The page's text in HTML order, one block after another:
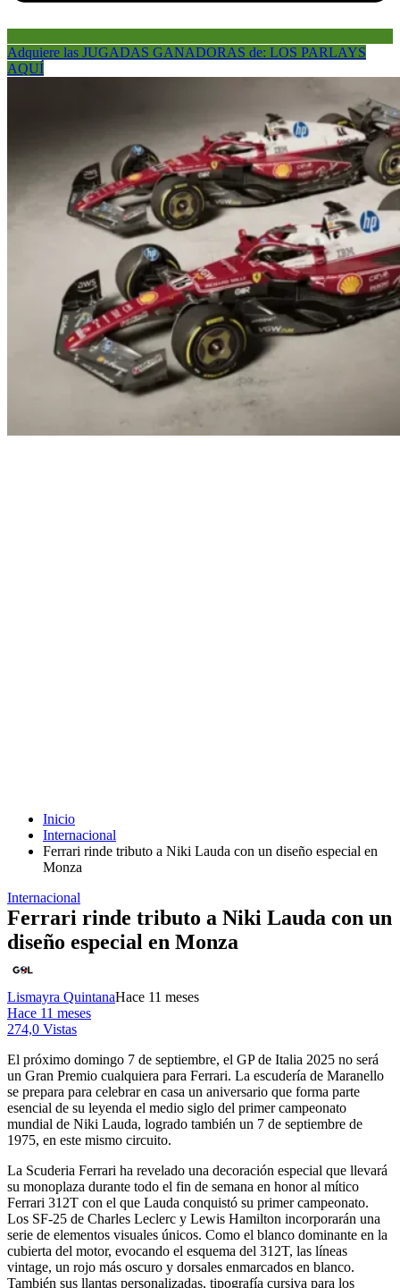
Adquiere las JUGADAS GANADORAS de: LOS PARLAYS
AQUÍ
Inicio
Internacional
Ferrari rinde tributo a Niki Lauda con un diseño especial en
Monza
Internacional
Ferrari rinde tributo a Niki Lauda con un
diseño especial en Monza
Lismayra QuintanaHace 11 meses
Hace 11 meses
274,0 Vistas
El próximo domingo 7 de septiembre, el GP de Italia 2025 no será
un Gran Premio cualquiera para Ferrari. La escudería de Maranello
se prepara para celebrar en casa un aniversario que forma parte
esencial de su leyenda el medio siglo del primer campeonato
mundial de Niki Lauda, logrado también un 7 de septiembre de
1975, en este mismo circuito.
La Scuderia Ferrari ha revelado una decoración especial que llevará
su monoplaza durante todo el fin de semana en honor al mítico
Ferrari 312T con el que Lauda conquistó su primer campeonato.
Los SF-25 de Charles Leclerc y Lewis Hamilton incorporarán una
serie de elementos visuales únicos. Como el blanco dominante en la
cubierta del motor, evocando el esquema del 312T, las líneas
vintage, un rojo más oscuro y dorsales enmarcados en blanco.
También sus llantas personalizadas, tipografía cursiva para los